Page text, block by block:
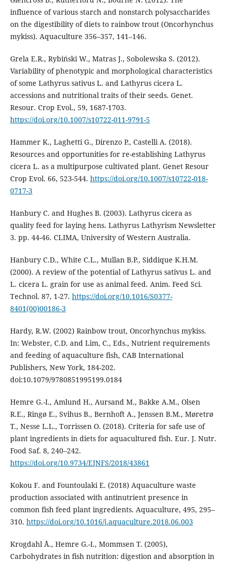
influence of various starch and nonstarch polysaccharides
on the digestibility of diets to rainbow trout (Oncorhynchus
mykiss). Aquaculture 356–357, 141–146.
Grela E.R., Rybiński W., Matras J., Sobolewska S. (2012).
Variability of phenotypic and morphological characteristics
of some Lathyrus sativus L. and Lathyrus cicera L.
accessions and nutritional traits of their seeds. Genet.
Resour. Crop Evol., 59, 1687-1703.
https://doi.org/10.1007/s10722-011-9791-5
Hammer K., Laghetti G., Direnzo P., Castelli A. (2018).
Resources and opportunities for re-establishing Lathyrus
cicera L. as a multipurpose cultivated plant. Genet Resour
Crop Evol. 66, 523-544. https://doi.org/10.1007/s10722-018-
0717-3
Hanbury C. and Hughes B. (2003). Lathyrus cicera as
quality feed for laying hens. Lathyrus Lathyrism Newsletter
3. pp. 44-46. CLIMA, University of Western Australia.
Hanbury C.D., White C.L., Mullan B.P., Siddique K.H.M.
(2000). A review of the potential of Lathyrus sativus L. and
L. cicera L. grain for use as animal feed. Anim. Feed Sci.
Technol. 87, 1-27. https://doi.org/10.1016/S0377-
8401(00)00186-3
Hardy, R.W. (2002) Rainbow trout, Oncorhynchus mykiss.
In: Webster, C.D. and Lim, C., Eds., Nutrient requirements
and feeding of aquaculture fish, CAB International
Publishers, New York, 184-202.
doi:10.1079/9780851995199.0184
Hemre G.-I., Amlund H., Aursand M., Bakke A.M., Olsen
R.E., Ringø E., Svihus B., Bernhoft A., Jenssen B.M., Møretrø
T., Nesse L.L., Torrissen O. (2018). Criteria for safe use of
plant ingredients in diets for aquacultured fish. Eur. J. Nutr.
Food Saf. 8, 240–242.
https://doi.org/10.9734/EJNFS/2018/43861
Kokou F. and Fountoulaki E. (2018) Aquaculture waste
production associated with antinutrient presence in
common fish feed plant ingredients. Aquaculture, 495, 295–
310. https://doi.org/10.1016/j.aquaculture.2018.06.003
Krogdahl Å., Hemre G.-I., Mommsen T. (2005),
Carbohydrates in fish nutrition: digestion and absorption in